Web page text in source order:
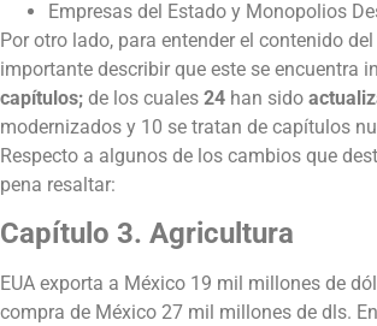
Empresas del Estado y Monopolios
Por otro lado, para entender el contenido del
importante describir que este se encuentra
capítulos; de los cuales 24 han sido
modernizados y 10 se tratan de capítulos
Respecto a algunos de los cambios que
pena resaltar:
Capítulo 3. Agricultura
EUA exporta a México 19 mil millones de
compra de México 27 mil millones de dls.